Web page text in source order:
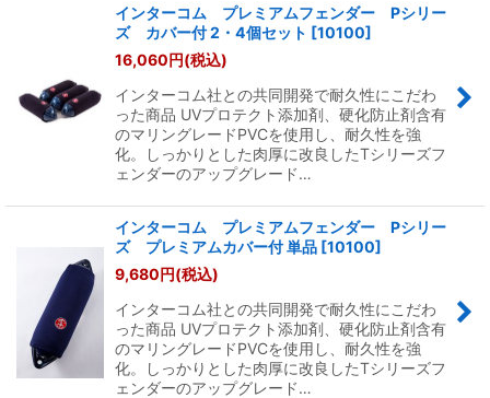
インターコム プレミアムフェンダー Pシリー
ズ カバー付 2・4個セット [10100]
16,060円(税込)
インターコム社との共同開発で耐久性にこだわ
った商品 UVプロテクト添加剤、硬化防止剤含有
のマリングレードPVCを使用し、耐久性を強
化。しっかりとした肉厚に改良したTシリーズフ
ェンダーのアップグレード…
インターコム プレミアムフェンダー Pシリー
ズ プレミアムカバー付 単品 [10100]
9,680円(税込)
インターコム社との共同開発で耐久性にこだわ
った商品 UVプロテクト添加剤、硬化防止剤含有
のマリングレードPVCを使用し、耐久性を強
化。しっかりとした肉厚に改良したTシリーズフ
ェンダーのアップグレード…